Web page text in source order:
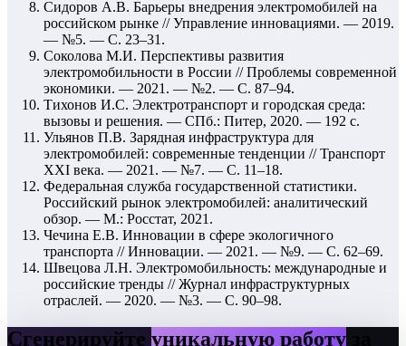
Сидоров А.В. Барьеры внедрения электромобилей на
российском рынке // Управление инновациями. — 2019.
— №5. — С. 23–31.
Соколова М.И. Перспективы развития
электромобильности в России // Проблемы современной
экономики. — 2021. — №2. — С. 87–94.
Тихонов И.С. Электротранспорт и городская среда:
вызовы и решения. — СПб.: Питер, 2020. — 192 с.
Ульянов П.В. Зарядная инфраструктура для
электромобилей: современные тенденции // Транспорт
XXI века. — 2021. — №7. — С. 11–18.
Федеральная служба государственной статистики.
Российский рынок электромобилей: аналитический
обзор. — М.: Росстат, 2021.
Чечина Е.В. Инновации в сфере экологичного
транспорта // Инновации. — 2021. — №9. — С. 62–69.
Швецова Л.Н. Электромобильность: международные и
российские тренды // Журнал инфраструктурных
отраслей. — 2020. — №3. — С. 90–98.
Сгенерируйте уникальную работу